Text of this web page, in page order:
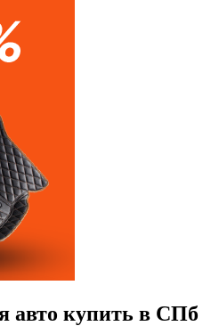
авто купить в СПб